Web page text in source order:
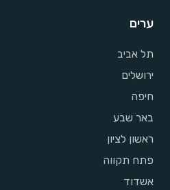
ערים
תל אביב
ירושלים
חיפה
באר שבע
ראשון לציון
פתח תקווה
אשדוד